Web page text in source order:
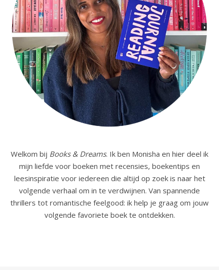
Welkom bij Books & Dreams. Ik ben Monisha en hier deel ik
mijn liefde voor boeken met recensies, boekentips en
leesinspiratie voor iedereen die altijd op zoek is naar het
volgende verhaal om in te verdwijnen. Van spannende
thrillers tot romantische feelgood: ik help je graag om jouw
volgende favoriete boek te ontdekken.